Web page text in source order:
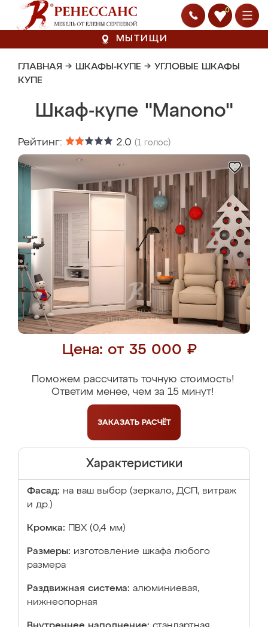
0
МЫТИЩИ
ГЛАВНАЯ → ШКАФЫ-КУПЕ → УГЛОВЫЕ ШКАФЫ
КУПЕ
Шкаф-купе "Manono"
Рейтинг: 2.0 (1 голос)
Цена: от 35 000 ₽
Поможем рассчитать точную стоимость!
Ответим менее, чем за 15 минут!
ЗАКАЗАТЬ РАСЧЁТ
Характеристики
Фасад: на ваш выбор (зеркало, ДСП, витраж
и др.)
Кромка: ПВХ (0,4 мм)
Размеры: изготовление шкафа любого
размера
Раздвижная система: алюминиевая,
нижнеопорная